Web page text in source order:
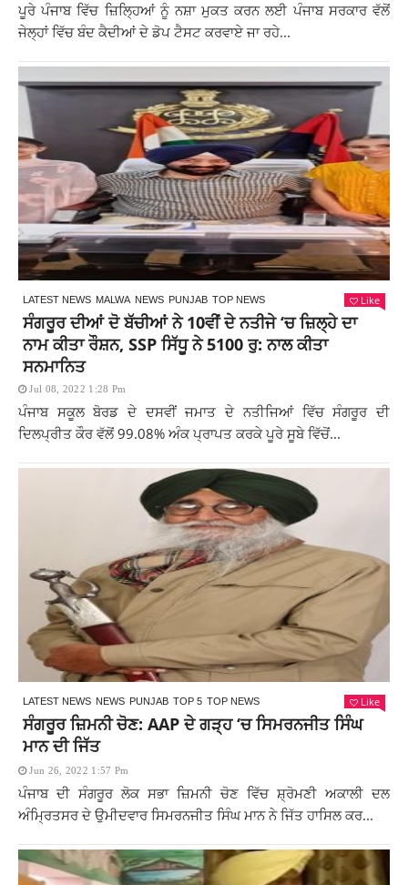
ਪੂਰੇ ਪੰਜਾਬ ਵਿੱਚ ਜ਼ਿਲ੍ਹਿਆਂ ਨੂੰ ਨਸ਼ਾ ਮੁਕਤ ਕਰਨ ਲਈ ਪੰਜਾਬ ਸਰਕਾਰ ਵੱਲੋਂ
ਜੇਲ੍ਹਾਂ ਵਿੱਚ ਬੰਦ ਕੈਦੀਆਂ ਦੇ ਡੋਪ ਟੈਸਟ ਕਰਵਾਏ ਜਾ ਰਹੇ...
LATEST NEWS MALWA NEWS PUNJAB TOP NEWS Like
ਸੰਗਰੂਰ ਦੀਆਂ ਦੋ ਬੱਚੀਆਂ ਨੇ 10ਵੀਂ ਦੇ ਨਤੀਜੇ ‘ਚ ਜ਼ਿਲ੍ਹੇ ਦਾ
ਨਾਮ ਕੀਤਾ ਰੌਸ਼ਨ, SSP ਸਿੱਧੂ ਨੇ 5100 ਰੁ: ਨਾਲ ਕੀਤਾ
ਸਨਮਾਨਿਤ
Jul 08, 2022 1:28 Pm
ਪੰਜਾਬ ਸਕੂਲ ਬੋਰਡ ਦੇ ਦਸਵੀਂ ਜਮਾਤ ਦੇ ਨਤੀਜਿਆਂ ਵਿੱਚ ਸੰਗਰੂਰ ਦੀ
ਦਿਲਪ੍ਰੀਤ ਕੌਰ ਵੱਲੋਂ 99.08% ਅੰਕ ਪ੍ਰਾਪਤ ਕਰਕੇ ਪੂਰੇ ਸੂਬੇ ਵਿੱਚੋਂ...
LATEST NEWS NEWS PUNJAB TOP 5 TOP NEWS Like
ਸੰਗਰੂਰ ਜ਼ਿਮਨੀ ਚੋਣ: AAP ਦੇ ਗੜ੍ਹ ‘ਚ ਸਿਮਰਨਜੀਤ ਸਿੰਘ
ਮਾਨ ਦੀ ਜਿੱਤ
Jun 26, 2022 1:57 Pm
ਪੰਜਾਬ ਦੀ ਸੰਗਰੂਰ ਲੋਕ ਸਭਾ ਜ਼ਿਮਨੀ ਚੋਣ ਵਿੱਚ ਸ਼੍ਰੋਮਣੀ ਅਕਾਲੀ ਦਲ
ਅੰਮ੍ਰਿਤਸਰ ਦੇ ਉਮੀਦਵਾਰ ਸਿਮਰਨਜੀਤ ਸਿੰਘ ਮਾਨ ਨੇ ਜਿੱਤ ਹਾਸਿਲ ਕਰ...